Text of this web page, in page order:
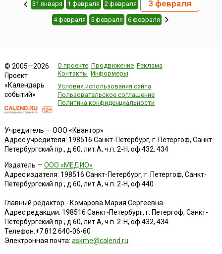
31 января 1 февраля 2 февраля 3 февраля
4 февраля 5 февраля 6 февраля
© 2005—2026
Проект
«Календарь
событий»
О проекте Продвижение Реклама
Контакты Информеры
Условия использования сайта
Пользовательское соглашение
Политика конфиденциальности
Учредитель — ООО «Квантор»
Адрес учредителя: 198516 Санкт-Петербург, г. Петергоф, Санкт-
Петербургский пр., д.60, лит.А, ч.п. 2-Н, оф.432, 434
Издатель — ООО «МЕДИО»
Адрес издателя: 198516 Санкт-Петербург, г. Петергоф, Санкт-
Петербургский пр., д.60, лит.А, ч.п. 2-Н, оф.440
Главный редактор - Комарова Мария Сергеевна
Адрес редакции: 198516 Санкт-Петербург, г. Петергоф, Санкт-
Петербургский пр., д.60, лит.А, ч.п. 2-Н, оф.432, 434
Телефон:+7 812 640-06-60
Электронная почта: askme@calend.ru